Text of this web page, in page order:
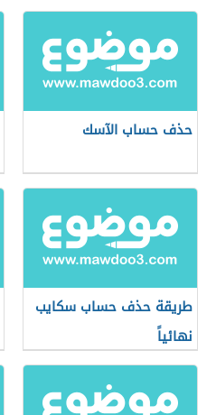
حذف حساب الآسك
طريقة حذف حساب سكايب
نهائياً